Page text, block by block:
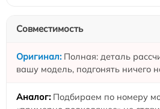
Совместимость
Полная: деталь
вашу модель, подгонять ничего
Подбираем по номеру